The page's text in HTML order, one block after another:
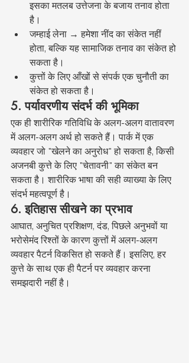
इसका मतलब उत्तेजना के बजाय तनाव होता
है।
जम्हाई लेना → हमेशा नींद का संकेत नहीं
होता, बल्कि यह सामाजिक तनाव का संकेत हो
सकता है।
कुत्तों के लिए आँखों से संपर्क एक चुनौती का
संकेत हो सकता है।
5. पर्यावरणीय संदर्भ की भूमिका
एक ही शारीरिक गतिविधि के अलग-अलग वातावरण
में अलग-अलग अर्थ हो सकते हैं। पार्क में एक
व्यवहार जो "खेलने का अनुरोध" हो सकता है, किसी
अजनबी कुत्ते के लिए "चेतावनी" का संकेत बन
सकता है। शारीरिक भाषा की सही व्याख्या के लिए
संदर्भ महत्वपूर्ण है।
6. इतिहास सीखने का प्रभाव
आघात, अनुचित प्रशिक्षण, दंड, पिछले अनुभवों या
भरोसेमंद रिश्तों के कारण कुत्तों में अलग-अलग
व्यवहार पैटर्न विकसित हो सकते हैं। इसलिए, हर
कुत्ते के साथ एक ही पैटर्न पर व्यवहार करना
समझदारी नहीं है।